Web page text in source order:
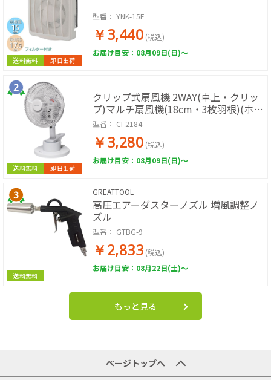
送料無料 即日出荷
型番： YNK-15F
￥3,440 (税込)
お届け目安：08月09日(日)～
送料無料 即日出荷
-
クリップ式扇風機 2WAY(卓上・クリッ
プ)マルチ扇風機(18cm・3枚羽根)(ホワ
イト)
型番： CI-2184
￥3,280 (税込)
お届け目安：08月09日(日)～
送料無料
GREATTOOL
高圧エアーダスターノズル 増風調整ノ
ズル
型番： GTBG-9
￥2,833 (税込)
お届け目安：08月22日(土)～
もっと見る
ページトップへ